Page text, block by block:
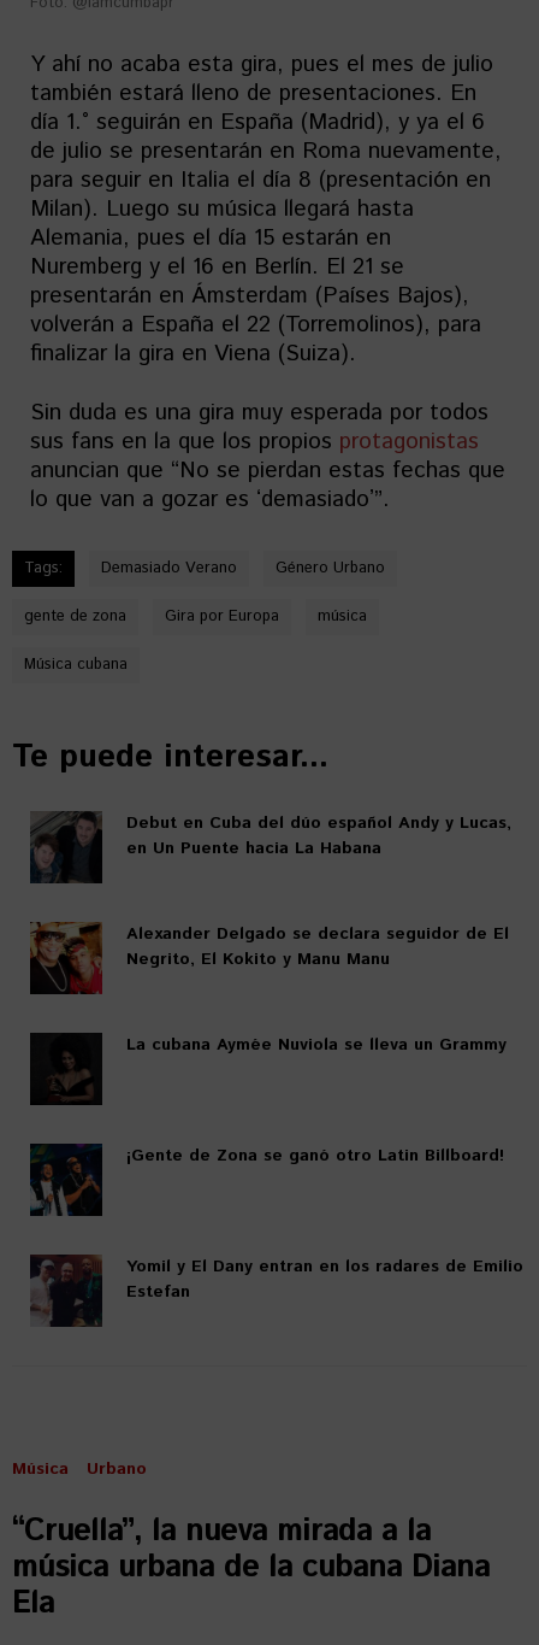
Y ahí no acaba esta gira, pues el mes de julio
también estará lleno de presentaciones. En
día 1.° seguirán en España (Madrid), y ya el 6
de julio se presentarán en Roma nuevamente,
para seguir en Italia el día 8 (presentación en
Milan). Luego su música llegará hasta
Alemania, pues el día 15 estarán en
Nuremberg y el 16 en Berlín. El 21 se
presentarán en Ámsterdam (Países Bajos),
volverán a España el 22 (Torremolinos), para
finalizar la gira en Viena (Suiza).
Sin duda es una gira muy esperada por todos
sus fans en la que los propios protagonistas
anuncian que “No se pierdan estas fechas que
lo que van a gozar es ʻdemasiadoʼ”.
Tags: Demasiado Verano Género Urbano
gente de zona Gira por Europa música
Música cubana
Te puede interesar...
Debut en Cuba del dúo español Andy y Lucas,
en Un Puente hacia La Habana
Alexander Delgado se declara seguidor de El
Negrito, El Kokito y Manu Manu
La cubana Aymée Nuviola se lleva un Grammy
¡Gente de Zona se ganó otro Latin Billboard!
Yomil y El Dany entran en los radares de Emilio
Estefan
Música Urbano
“Cruella”, la nueva mirada a la
música urbana de la cubana Diana
Ela